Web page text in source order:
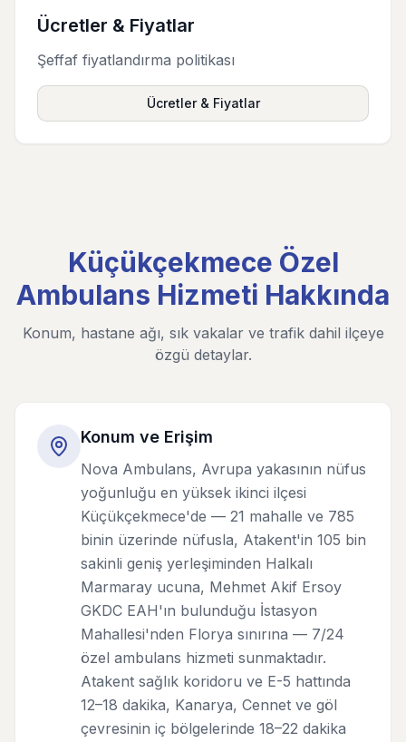
Ücretler & Fiyatlar
Şeffaf fiyatlandırma politikası
Ücretler & Fiyatlar
Küçükçekmece Özel
Ambulans Hizmeti Hakkında
Konum, hastane ağı, sık vakalar ve trafik dahil ilçeye
özgü detaylar.
Konum ve Erişim
Nova Ambulans, Avrupa yakasının nüfus
yoğunluğu en yüksek ikinci ilçesi
Küçükçekmece'de — 21 mahalle ve 785
binin üzerinde nüfusla, Atakent'in 105 bin
sakinli geniş yerleşiminden Halkalı
Marmaray ucuna, Mehmet Akif Ersoy
GKDC EAH'ın bulunduğu İstasyon
Mahallesi'nden Florya sınırına — 7/24
özel ambulans hizmeti sunmaktadır.
Atakent sağlık koridoru ve E-5 hattında
12–18 dakika, Kanarya, Cennet ve göl
çevresinin iç bölgelerinde 18–22 dakika